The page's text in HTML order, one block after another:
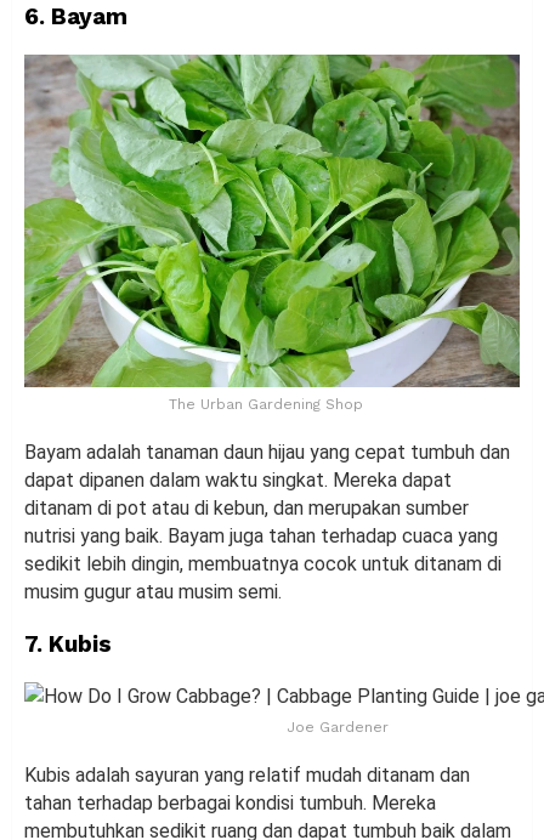
6. Bayam
The Urban Gardening Shop
Bayam adalah tanaman daun hijau yang cepat tumbuh dan
dapat dipanen dalam waktu singkat. Mereka dapat
ditanam di pot atau di kebun, dan merupakan sumber
nutrisi yang baik. Bayam juga tahan terhadap cuaca yang
sedikit lebih dingin, membuatnya cocok untuk ditanam di
musim gugur atau musim semi.
7. Kubis
Joe Gardener
Kubis adalah sayuran yang relatif mudah ditanam dan
tahan terhadap berbagai kondisi tumbuh. Mereka
membutuhkan sedikit ruang dan dapat tumbuh baik dalam